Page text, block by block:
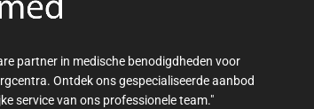
partner in medische benodigdheden voor
Ontdek ons gespecialiseerde aanbod
service van ons professionele team."